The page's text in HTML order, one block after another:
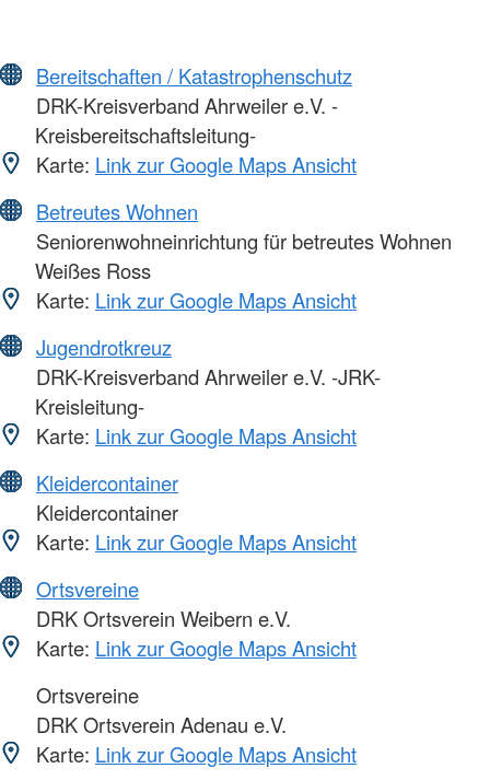
Bereitschaften / Katastrophenschutz
DRK-Kreisverband Ahrweiler e.V. -
Kreisbereitschaftsleitung-
Karte: Link zur Google Maps Ansicht
Betreutes Wohnen
Seniorenwohneinrichtung für betreutes Wohnen
Weißes Ross
Karte: Link zur Google Maps Ansicht
Jugendrotkreuz
DRK-Kreisverband Ahrweiler e.V. -JRK-
Kreisleitung-
Karte: Link zur Google Maps Ansicht
Kleidercontainer
Kleidercontainer
Karte: Link zur Google Maps Ansicht
Ortsvereine
DRK Ortsverein Weibern e.V.
Karte: Link zur Google Maps Ansicht
Ortsvereine
DRK Ortsverein Adenau e.V.
Karte: Link zur Google Maps Ansicht